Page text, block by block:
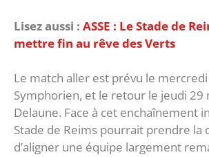
Lisez aussi : ASSE : Le Stade de
mettre fin au rêve des Verts
Le match aller est prévu le
Symphorien, et le retour le jeudi 29
Delaune. Face à cet enchaînement
Stade de Reims pourrait prendre la
d’aligner une équipe largement